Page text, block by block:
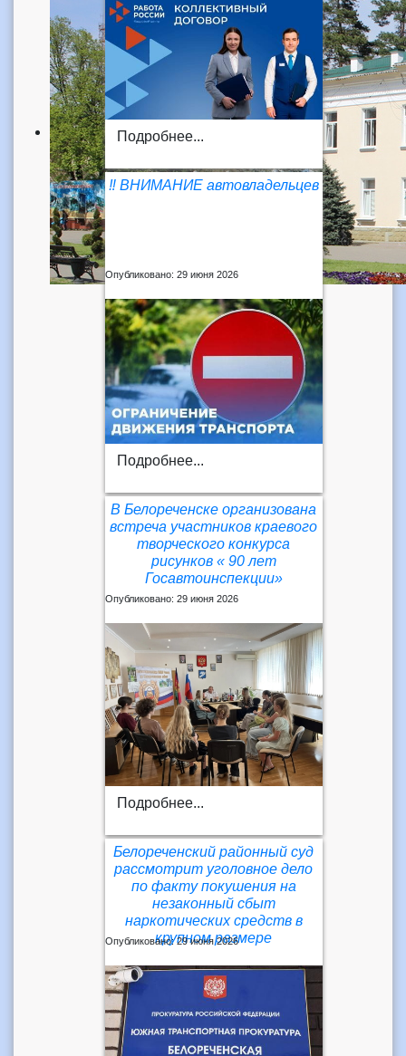
Подробнее...
‼️ ВНИМАНИЕ автовладельцев
Опубликовано: 29 июня 2026
Подробнее...
В Белореченске организована
встреча участников краевого
творческого конкурса
рисунков « 90 лет
Госавтоинспекции»
Опубликовано: 29 июня 2026
Подробнее...
Белореченский районный суд
рассмотрит уголовное дело
по факту покушения на
незаконный сбыт
наркотических средств в
крупном размере
Опубликовано: 29 июня 2026